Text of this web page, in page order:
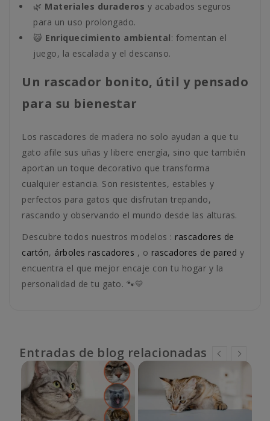
🌿 Materiales duraderos y acabados seguros
para un uso prolongado.
😺 Enriquecimiento ambiental: fomentan el
juego, la escalada y el descanso.
Un rascador bonito, útil y pensado
para su bienestar
Los rascadores de madera no solo ayudan a que tu
gato afile sus uñas y libere energía, sino que también
aportan un toque decorativo que transforma
cualquier estancia. Son resistentes, estables y
perfectos para gatos que disfrutan trepando,
rascando y observando el mundo desde las alturas.
Descubre todos nuestros modelos : rascadores de
cartón, árboles rascadores , o rascadores de pared y
encuentra el que mejor encaje con tu hogar y la
personalidad de tu gato. 🐾💛
Entradas de blog relacionadas